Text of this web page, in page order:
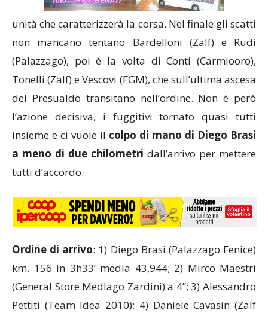
unità che caratterizzerà la corsa. Nel finale gli scatti
non mancano tentano Bardelloni (Zalf) e Rudi
(Palazzago), poi è la volta di Conti (Carmiooro),
Tonelli (Zalf) e Vescovi (FGM), che sull’ultima ascesa
del Presualdo transitano nell’ordine. Non è però
l’azione decisiva, i fuggitivi tornato quasi tutti
insieme e ci vuole il colpo di mano di Diego Brasi
a meno di due chilometri dall’arrivo per mettere
tutti d’accordo.
Ordine di arrivo: 1) Diego Brasi (Palazzago Fenice)
km. 156 in 3h33’ media 43,944; 2) Mirco Maestri
(General Store Medlago Zardini) a 4”; 3) Alessandro
Pettiti (Team Idea 2010); 4) Daniele Cavasin (Zalf